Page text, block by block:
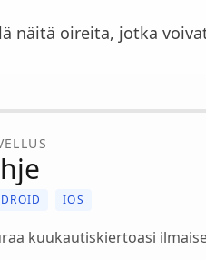
näitä oireita, jotka
IOS
kuukautiskiertoasi